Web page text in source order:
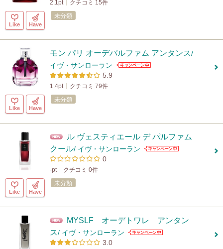
2.1pt クチコミ 15件
Like Have
未分類
モン パリ オーデパルファム アンタンス/
イヴ・サンローラン
5.9
1.4pt クチコミ 79件
Like Have
未分類
ル ヴェスティエール デ パルファム
クール/ イヴ・サンローラン
0
-pt クチコミ 0件
Like Have
未分類
MYSLF オーデトワレ アンタン
ス/ イヴ・サンローラン
3.0